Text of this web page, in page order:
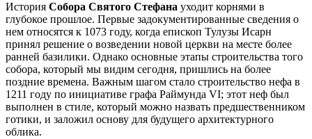
История Собора Святого Стефана уходит корнями в
глубокое прошлое. Первые задокументированные сведения о
нем относятся к 1073 году, когда епископ Тулузы Исарн
принял решение о возведении новой церкви на месте более
ранней базилики. Однако основные этапы строительства того
собора, который мы видим сегодня, пришлись на более
поздние времена. Важным шагом стало строительство нефа в
1211 году по инициативе графа Раймунда VI; этот неф был
выполнен в стиле, который можно назвать предшественником
готики, и заложил основу для будущего архитектурного
облика.